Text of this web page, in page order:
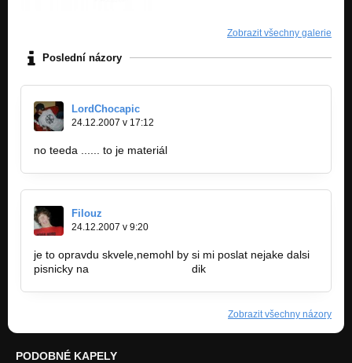
Zobrazit všechny galerie
Poslední názory
LordChocapic
24.12.2007 v 17:12
no teeda ...... to je materiál
Filouz
24.12.2007 v 9:20
je to opravdu skvele,nemohl by si mi poslat nejake dalsi
pisnicky na
dik
Zobrazit všechny názory
PODOBNÉ KAPELY